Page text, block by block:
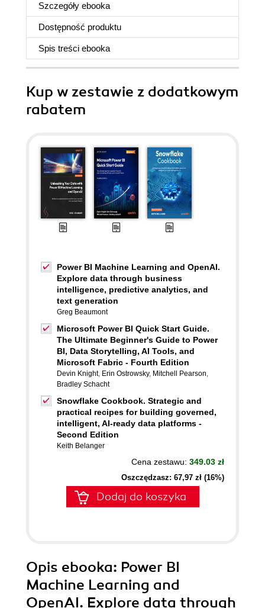
Szczegóły ebooka
Dostępność produktu
Spis treści ebooka
Kup w zestawie z dodatkowym
rabatem
Power BI Machine Learning and OpenAI.
Explore data through business
intelligence, predictive analytics, and
text generation
Greg Beaumont
Microsoft Power BI Quick Start Guide.
The Ultimate Beginner's Guide to Power
BI, Data Storytelling, AI Tools, and
Microsoft Fabric - Fourth Edition
Devin Knight, Erin Ostrowsky, Mitchell Pearson,
Bradley Schacht
Snowflake Cookbook. Strategic and
practical recipes for building governed,
intelligent, AI-ready data platforms -
Second Edition
Keith Belanger
Cena zestawu: 349.03 zł
Oszczędzasz: 67,97 zł (16%)
Dodaj do koszyka
Opis ebooka: Power BI
Machine Learning and
OpenAI. Explore data through